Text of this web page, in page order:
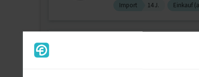
Import 14 J. Einkauf